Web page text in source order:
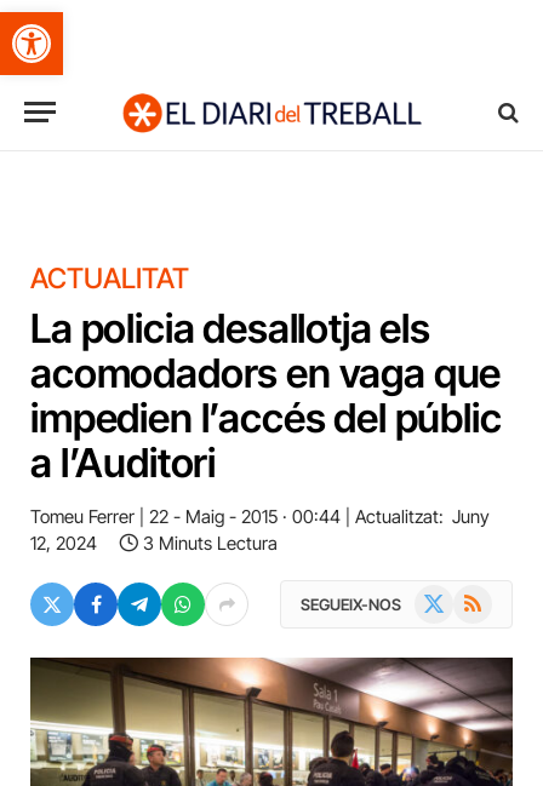
Obre la barra d'eines
ACTUALITAT
La policia desallotja els
acomodadors en vaga que
impedien l’accés del públic
a l’Auditori
Tomeu Ferrer 22 - Maig - 2015 · 00:44 Actualitzat: Juny
12, 2024
3 Minuts Lectura
SEGUEIX-NOS RSS